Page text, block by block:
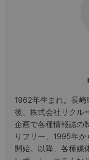
1962年生まれ。長
後、株式会社リクル
企画で各種情報誌の
りフリー、1995年
開始。以降、各種媒